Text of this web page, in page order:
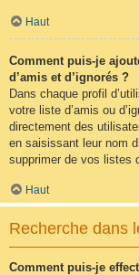
Haut
Comment puis-je
d’amis et d’ignorés ?
Dans chaque profil
votre liste d’amis ou
directement des
en saisissant leur nom
supprimer de vos listes
Haut
Recherche dans
Comment puis-je